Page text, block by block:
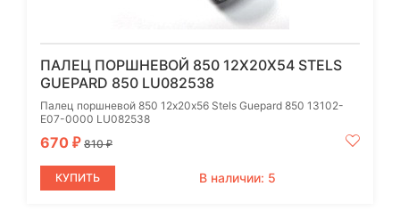
ПАЛЕЦ ПОРШНЕВОЙ 850 12Х20Х54 STELS
GUEPARD 850 LU082538
Палец поршневой 850 12х20х56 Stels Guepard 850 13102-
E07-0000 LU082538
670 ₽ 810₽
КУПИТЬ В наличии: 5